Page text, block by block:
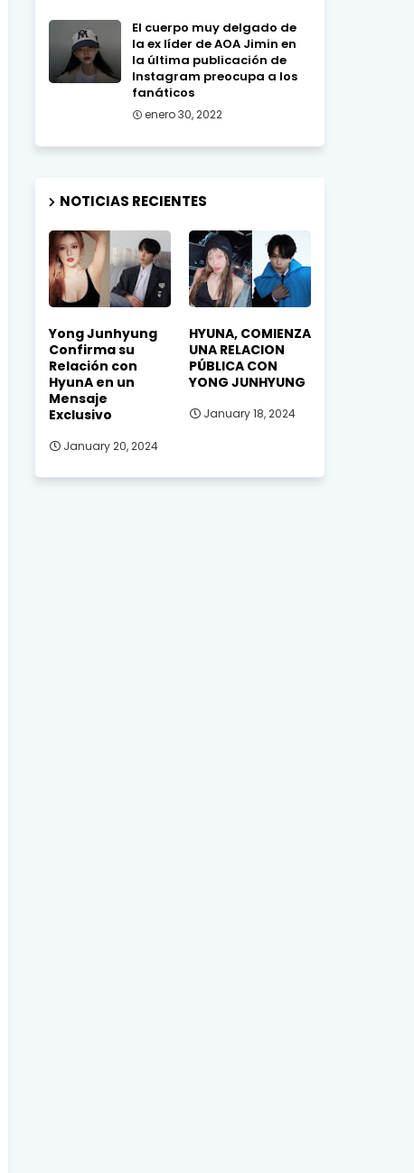
El cuerpo muy delgado de
la ex líder de AOA Jimin en
la última publicación de
Instagram preocupa a los
fanáticos
enero 30, 2022
NOTICIAS RECIENTES
Yong Junhyung
Confirma su
Relación con
HyunA en un
Mensaje
Exclusivo
January 20, 2024
HYUNA, COMIENZA
UNA RELACION
PÚBLICA CON
YONG JUNHYUNG
January 18, 2024